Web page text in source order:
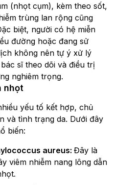
(nhọt cụm), kèm theo sốt,
trùng lan rộng cũng
biệt, người có hệ miễn
đường hoặc đang sử
không nên tự ý xử lý
sĩ theo dõi và điều trị
nghiêm trọng.
nhọt
yếu tố kết hợp, chủ
và tình trạng da. Dưới đây
biến:
aureus: Đây là
viêm nhiễm nang lông dẫn